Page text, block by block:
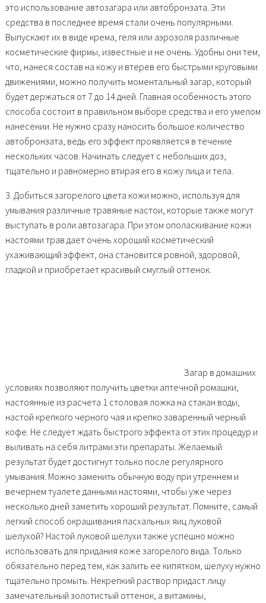
это использование автозагара или автобронзата. Эти
средства в последнее время стали очень популярными.
Выпускают их в виде крема, геля или аэрозоля различные
косметические фирмы, известные и не очень. Удобны они тем,
что, нанеся состав на кожу и втерев его быстрыми круговыми
движениями, можно получить моментальный загар, который
будет держаться от 7 до 14 дней. Главная особенность этого
способа состоит в правильном выборе средства и его умелом
нанесении. Не нужно сразу наносить большое количество
автобронзата, ведь его эффект проявляется в течение
нескольких часов. Начинать следует с небольших доз,
тщательно и равномерно втирая его в кожу лица и тела.
3. Добиться загорелого цвета кожи можно, используя для
умывания различные травяные настои, которые также могут
выступать в роли автозагара. При этом ополаскивание кожи
настоями трав дает очень хороший косметический
ухаживающий эффект, она становится ровной, здоровой,
гладкой и приобретает красивый смуглый оттенок.
Загар в домашних
условиях позволяют получить цветки аптечной ромашки,
настоянные из расчета 1 столовая ложка на стакан воды,
настой крепкого черного чая и крепко заваренный черный
кофе. Не следует ждать быстрого эффекта от этих процедур и
выливать на себя литрами эти препараты. Желаемый
результат будет достигнут только после регулярного
умывания. Можно заменить обычную воду при утреннем и
вечернем туалете данными настоями, чтобы уже через
несколько дней заметить хороший результат. Помните, самый
легкий способ окрашивания пасхальных яиц луковой
шелухой? Настой луковой шелухи также успешно можно
использовать для придания коже загорелого вида. Только
обязательно перед тем, как залить ее кипятком, шелуху нужно
тщательно промыть. Некрепкий раствор придаст лицу
замечательный золотистый оттенок, а витамины,